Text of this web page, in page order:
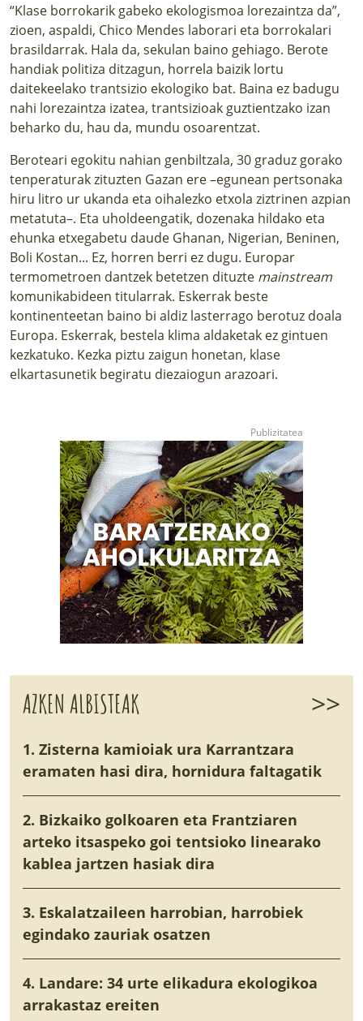
“Klase borrokarik gabeko ekologismoa lorezaintza da”,
zioen, aspaldi, Chico Mendes laborari eta borrokalari
brasildarrak. Hala da, sekulan baino gehiago. Berote
handiak politiza ditzagun, horrela baizik lortu
daitekeelako trantsizio ekologiko bat. Baina ez badugu
nahi lorezaintza izatea, trantsizioak guztientzako izan
beharko du, hau da, mundu osoarentzat.
Beroteari egokitu nahian genbiltzala, 30 graduz gorako
tenperaturak zituzten Gazan ere –egunean pertsonaka
hiru litro ur ukanda eta oihalezko etxola ziztrinen azpian
metatuta–. Eta uholdeengatik, dozenaka hildako eta
ehunka etxegabetu daude Ghanan, Nigerian, Beninen,
Boli Kostan... Ez, horren berri ez dugu. Europar
termometroen dantzek betetzen dituzte mainstream
komunikabideen titularrak. Eskerrak beste
kontinenteetan baino bi aldiz lasterrago berotuz doala
Europa. Eskerrak, bestela klima aldaketak ez gintuen
kezkatuko. Kezka piztu zaigun honetan, klase
elkartasunetik begiratu diezaiogun arazoari.
AZKEN ALBISTEAK >>
1. Zisterna kamioiak ura Karrantzara
eramaten hasi dira, hornidura faltagatik
2. Bizkaiko golkoaren eta Frantziaren
arteko itsaspeko goi tentsioko linearako
kablea jartzen hasiak dira
3. Eskalatzaileen harrobian, harrobiek
egindako zauriak osatzen
4. Landare: 34 urte elikadura ekologikoa
arrakastaz ereiten